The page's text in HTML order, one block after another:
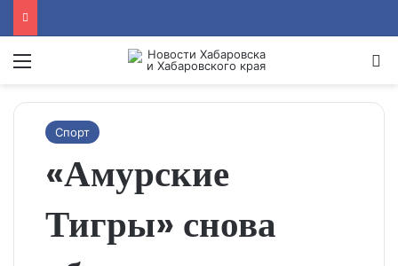
Menu
Спорт
«Амурские
Тигры» снова